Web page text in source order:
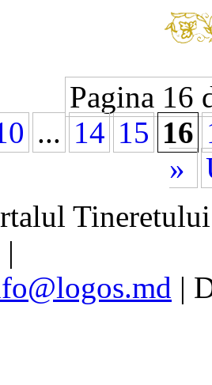
Pagina 16
... 14 15 16
»
|
|